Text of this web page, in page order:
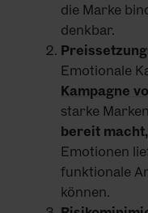
die Marke
denkbar.
Emotionale
Kampagne
starke
bereit
Emotionen
funktionale
können.